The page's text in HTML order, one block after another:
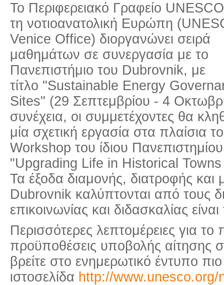
Το Περιφερειακό Γραφείο
τη νοτιοανατολική Ευρώπη
Venice Office) διοργανώνει σειρά
μαθημάτων σε συνεργασία με το
Πανεπιστήμιο του Dubrovnik, με
τίτλο "Sustainable Energy
Sites" (29 Σεπτεμβρίου - 4
συνέχεια, οι συμμετέχοντες θα
μία σχετική εργασία στα πλαίσια
Workshop του ίδιου
"Upgrading Life in Historical
Τα έξοδα διαμονής, διατροφής
Dubrovnik καλύπτονται από τους
επικοινωνίας και διδασκαλίας
Περισσότερες λεπτομέρειες για το
προϋποθέσεις υποβολής αίτησης
βρείτε στο ενημερωτικό έντυπο
ιστοσελίδα http://www.unesco.org/